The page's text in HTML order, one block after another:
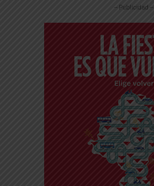
-- Publicidad --